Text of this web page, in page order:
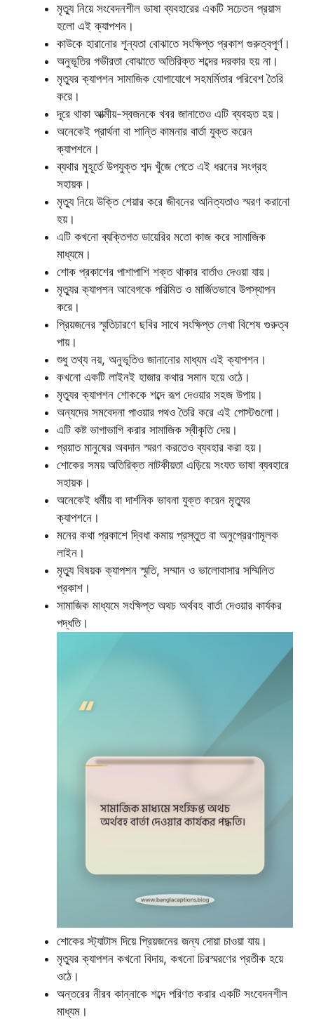
মৃত্যু নিয়ে সংবেদনশীল ভাষা ব্যবহারের একটি সচেতন প্রয়াস
হলো এই ক্যাপশন।
কাউকে হারানোর শূন্যতা বোঝাতে সংক্ষিপ্ত প্রকাশ গুরুত্বপূর্ণ।
অনুভূতির গভীরতা বোঝাতে অতিরিক্ত শব্দের দরকার হয় না।
মৃত্যুর ক্যাপশন সামাজিক যোগাযোগে সহমর্মিতার পরিবেশ তৈরি
করে।
দূরে থাকা আত্মীয়-স্বজনকে খবর জানাতেও এটি ব্যবহৃত হয়।
অনেকেই প্রার্থনা বা শান্তি কামনার বার্তা যুক্ত করেন
ক্যাপশনে।
ব্যথার মুহূর্তে উপযুক্ত শব্দ খুঁজে পেতে এই ধরনের সংগ্রহ
সহায়ক।
মৃত্যু নিয়ে উক্তি শেয়ার করে জীবনের অনিত্যতাও স্মরণ করানো
হয়।
এটি কখনো ব্যক্তিগত ডায়েরির মতো কাজ করে সামাজিক
মাধ্যমে।
শোক প্রকাশের পাশাপাশি শক্ত থাকার বার্তাও দেওয়া যায়।
মৃত্যুর ক্যাপশন আবেগকে পরিমিত ও মার্জিতভাবে উপস্থাপন
করে।
প্রিয়জনের স্মৃতিচারণে ছবির সাথে সংক্ষিপ্ত লেখা বিশেষ গুরুত্ব
পায়।
শুধু তথ্য নয়, অনুভূতিও জানানোর মাধ্যম এই ক্যাপশন।
কখনো একটি লাইনই হাজার কথার সমান হয়ে ওঠে।
মৃত্যুর ক্যাপশন শোককে শব্দে রূপ দেওয়ার সহজ উপায়।
অন্যদের সমবেদনা পাওয়ার পথও তৈরি করে এই পোস্টগুলো।
এটি কষ্ট ভাগাভাগি করার সামাজিক স্বীকৃতি দেয়।
প্রয়াত মানুষের অবদান স্মরণ করতেও ব্যবহার করা হয়।
শোকের সময় অতিরিক্ত নাটকীয়তা এড়িয়ে সংযত ভাষা ব্যবহারে
সহায়ক।
অনেকেই ধর্মীয় বা দার্শনিক ভাবনা যুক্ত করেন মৃত্যুর
ক্যাপশনে।
মনের কথা প্রকাশে দ্বিধা কমায় প্রস্তুত বা অনুপ্রেরণামূলক
লাইন।
মৃত্যু বিষয়ক ক্যাপশন স্মৃতি, সম্মান ও ভালোবাসার সম্মিলিত
প্রকাশ।
সামাজিক মাধ্যমে সংক্ষিপ্ত অথচ অর্থবহ বার্তা দেওয়ার কার্যকর
পদ্ধতি।
শোকের স্ট্যাটাস দিয়ে প্রিয়জনের জন্য দোয়া চাওয়া যায়।
মৃত্যুর ক্যাপশন কখনো বিদায়, কখনো চিরস্মরণের প্রতীক হয়ে
ওঠে।
অন্তরের নীরব কান্নাকে শব্দে পরিণত করার একটি সংবেদনশীল
মাধ্যম।